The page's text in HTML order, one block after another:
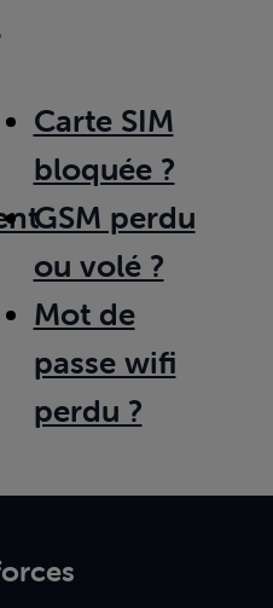
Carte SIM
bloquée ?
GSM perdu
ou volé ?
Mot de
passe wifi
perdu ?